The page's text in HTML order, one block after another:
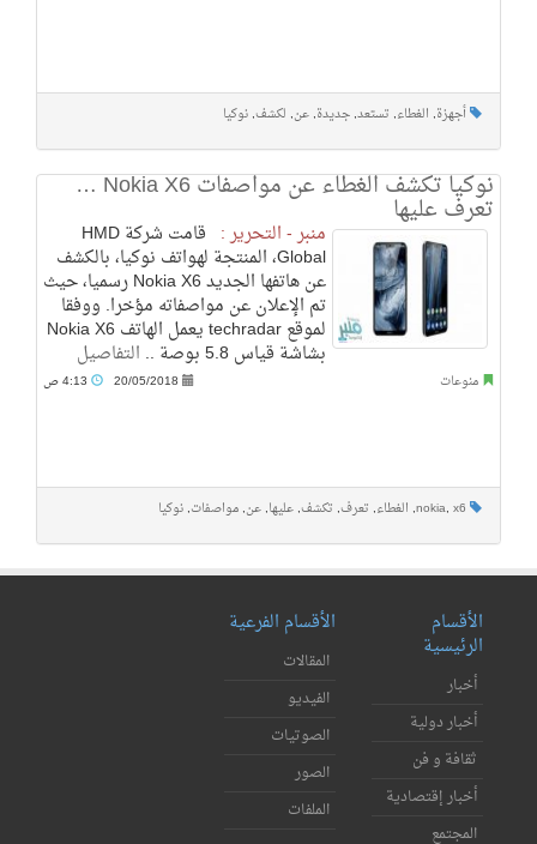
أجهزة, الغطاء, تستعد, جديدة, عن, لكشف, نوكيا
نوكيا تكشف الغطاء عن مواصفات Nokia X6 …
تعرف عليها
منبر - التحرير : قامت شركة HMD
Global، المنتجة لهواتف نوكيا، بالكشف
عن هاتفها الجديد Nokia X6 رسميا، حيث
تم الإعلان عن مواصفاته مؤخرا. ووفقا
لموقع techradar يعمل الهاتف Nokia X6
بشاشة قياس 5.8 بوصة .. التفاصيل
منوعات 20/05/2018
nokia, x6
, الغطاء, تعرف, تكشف, عليها, عن, مواصفات, نوكيا
الأقسام
الرئيسية
أخبار
أخبار دولية
ثقافة و فن
أخبار إقتصادية
المجتمع
الأقسام الفرعية
المقالات
الفيديو
الصوتيات
الصور
الملفات